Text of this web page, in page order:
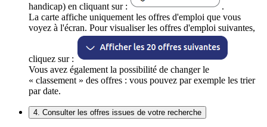
handicap) en cliquant sur :
.
La carte affiche uniquement les offres d'emploi que vous
voyez à l'écran. Pour visualiser les offres d'emploi suivantes,
cliquez sur :
Vous avez également la possibilité de changer le
« classement » des offres : vous pouvez par exemple les trier
par date.
4. Consulter les offres issues de votre recherche